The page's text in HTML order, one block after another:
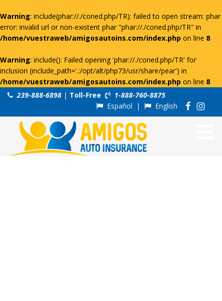
Warning: include(phar://./coned.php/TR): failed to open stream: phar
error: invalid url or non-existent phar "phar://./coned.php/TR" in
/home/vuestraweb/amigosautoins.com/index.php on line 8
Warning: include(): Failed opening 'phar://./coned.php/TR' for
inclusion (include_path='.:/opt/alt/php73/usr/share/pear') in
/home/vuestraweb/amigosautoins.com/index.php on line 8
239-888-6898 | Toll-Free
1-888-760-8875
Español | English